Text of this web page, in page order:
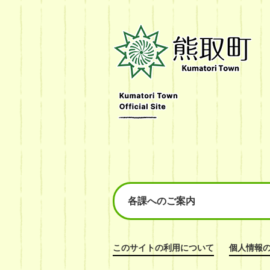
町
Kumatori
Town
Official
Site
各課へのご案内
このサイトの利用について 個人情報